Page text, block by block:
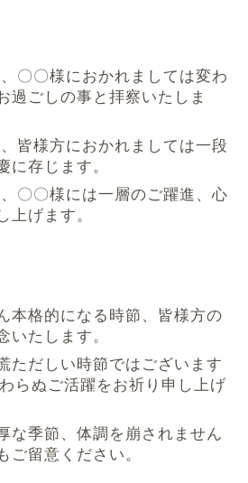
〇〇様におかれましては変わ
過ごしの事と拝察いたしま
皆様方におかれましては一段
に存じます。
〇〇様には一層のご躍進、心
上げます。
本格的になる時節、皆様方の
いたします。
ただしい時節ではございます
らぬご活躍をお祈り申し上げ
な季節、体調を崩されません
ご留意ください。